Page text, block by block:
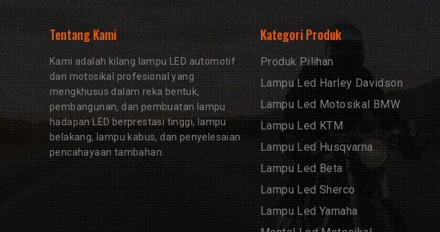
Tentang Kami
Kami adalah kilang lampu LED automotif
dan motosikal profesional yang
mengkhusus dalam reka bentuk,
pembangunan, dan pembuatan lampu
hadapan LED berprestasi tinggi, lampu
belakang, lampu kabus, dan penyelesaian
pencahayaan tambahan.
Kategori Produk
Produk Pilihan
Lampu Led Harley Davidson
Lampu Led Motosikal BMW
Lampu Led KTM
Lampu Led Husqvarna
Lampu Led Beta
Lampu Led Sherco
Lampu Led Yamaha